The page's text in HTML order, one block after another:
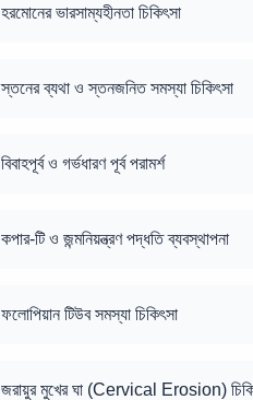
হরমোনের ভারসাম্যহীনতা চিকিৎসা
স্তনের ব্যথা ও স্তনজনিত সমস্যা চিকিৎসা
বিবাহপূর্ব ও গর্ভধারণ পূর্ব পরামর্শ
কপার-টি ও জন্মনিয়ন্ত্রণ পদ্ধতি ব্যবস্থাপনা
ফলোপিয়ান টিউব সমস্যা চিকিৎসা
জরায়ুর মুখের ঘা (Cervical Erosion)